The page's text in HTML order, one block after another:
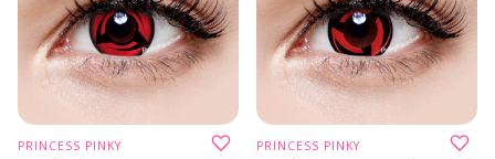
PRINCESS PINKY PRINCESS PINKY